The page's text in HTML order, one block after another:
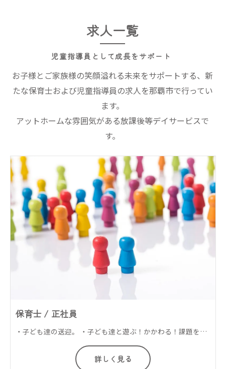
児童指導員として成長をサポート
求人一覧
お子様とご家族様の笑顔溢れる未来をサポートする、新
たな保育士および児童指導員の求人を那覇市で行ってい
ます。
アットホームな雰囲気がある放課後等デイサービスで
す。
保育士 / 正社員
・子ども達の送迎。 ・子ども達と遊ぶ！かかわる！課題を通して子ども達の発達支援を行います。 ・小学生の子ども達の宿題の補助、等・・・ 障害児通所支援施設で指導員スタッフのお仕事です。
詳しく見る